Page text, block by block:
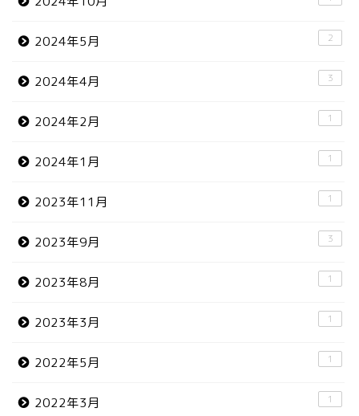
2024年5月 2
2024年4月 3
2024年2月 1
2024年1月 1
2023年11月 1
2023年9月 3
2023年8月 1
2023年3月 1
2022年5月 1
2022年3月 1